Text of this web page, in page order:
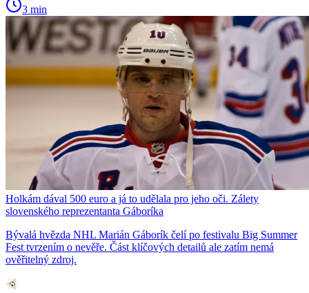
3 min
Holkám dával 500 euro a já to udělala pro jeho oči. Zálety
slovenského reprezentanta Gáboríka
Bývalá hvězda NHL Marián Gáborík čelí po festivalu Big Summer
Fest tvrzením o nevěře. Část klíčových detailů ale zatím nemá
ověřitelný zdroj.